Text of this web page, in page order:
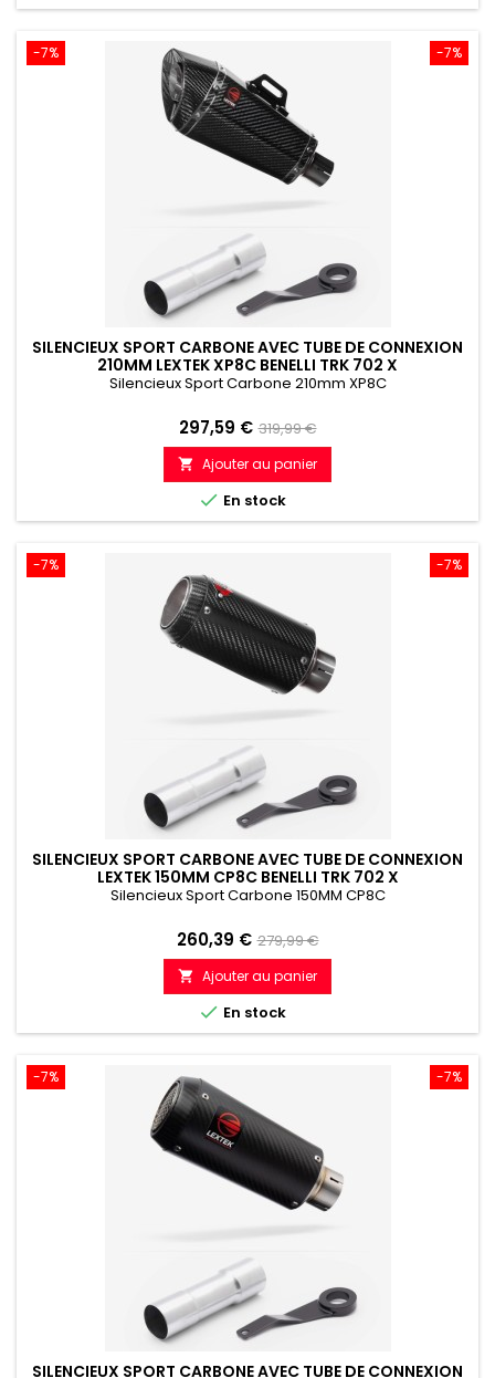
-7%
-7%
SILENCIEUX SPORT CARBONE AVEC TUBE DE CONNEXION
210MM LEXTEK XP8C BENELLI TRK 702 X
Silencieux Sport Carbone 210mm XP8C
Prix
297,59 € Prix
de
référence
319,99 €
 Ajouter au panier
 En stock
-7%
-7%
SILENCIEUX SPORT CARBONE AVEC TUBE DE CONNEXION
LEXTEK 150MM CP8C BENELLI TRK 702 X
Silencieux Sport Carbone 150MM CP8C
Prix
260,39 € Prix
de
référence
279,99 €
 Ajouter au panier
 En stock
-7%
-7%
SILENCIEUX SPORT CARBONE AVEC TUBE DE CONNEXION